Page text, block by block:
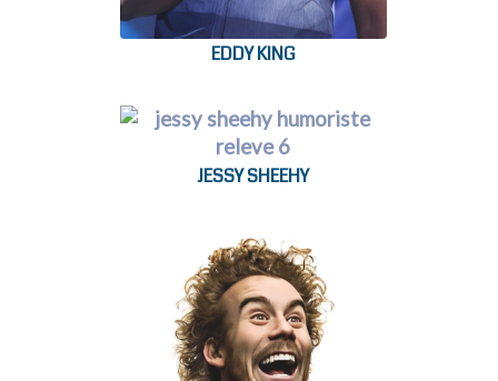
EDDY KING
JESSY SHEEHY